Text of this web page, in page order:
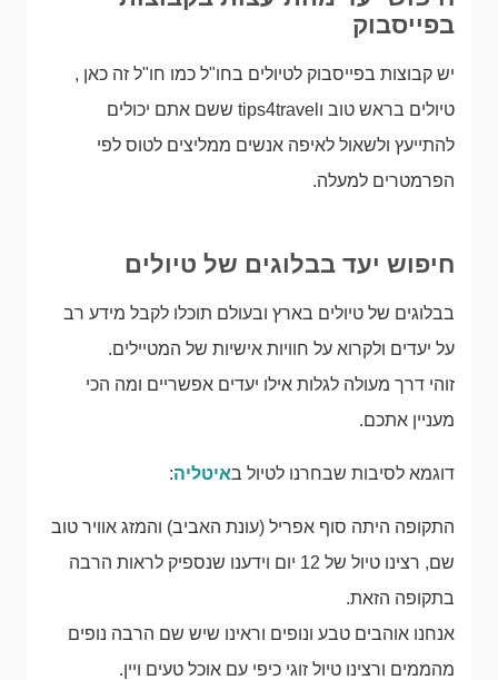
בפייסבוק
יש קבוצות בפייסבוק לטיולים בחו"ל כמו חו"ל זה כאן ,
טיולים בראש טוב וtips4travel ששם אתם יכולים
להתייעץ ולשאול לאיפה אנשים ממליצים לטוס לפי
הפרמטרים למעלה.
חיפוש יעד בבלוגים של טיולים
בבלוגים של טיולים בארץ ובעולם תוכלו לקבל מידע רב
על יעדים ולקרוא על חוויות אישיות של המטיילים.
זוהי דרך מעולה לגלות אילו יעדים אפשריים ומה הכי
מעניין אתכם.
דוגמא לסיבות שבחרנו לטיול באיטליה:
התקופה היתה סוף אפריל (עונת האביב) והמזג אוויר טוב
שם, רצינו טיול של 12 יום וידענו שנספיק לראות הרבה
בתקופה הזאת.
אנחנו אוהבים טבע ונופים וראינו שיש שם הרבה נופים
מהממים ורצינו טיול זוגי כיפי עם אוכל טעים ויין.